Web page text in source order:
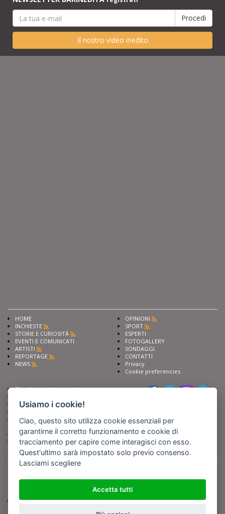
Il nostro video inedito
HOME
INCHIESTE
STORIE E CURIOSITÀ
EVENTI E COMUNICATI
ARTISTI
REPORTAGE
NEWS
OPINIONI
SPORT
ESPERTI
FOTOGALLERY
SONDAGGI
CONTATTI
Privacy
Cookie preferencies
Chiedi ai nostri esperti
Fai pubblicità con noi
Iscriviti al nostro corso di
giornalismo
Compra i nostri libri
Entra in Barinedita Map
Copyright BARIREPORT s.a.s. All rights reserved - Tutte le fotografie recanti il
logo di Barinedita sono state commissionate da BARIREPORT s.a.s. che ne
detiene i Diritti d'Autore e sono state prodotte nell'anno 2012 e seguenti
(tranne che non vi sia uno specifico anno di scatto riportato)
Usiamo i cookie!
Ciao, questo sito utilizza cookie essenziali per
garantirne il corretto funzionamento e cookie di
tracciamento per capire come interagisci con esso.
Quest'ultimo sarà impostato solo previo consenso.
Lasciami scegliere
Accetta tutti